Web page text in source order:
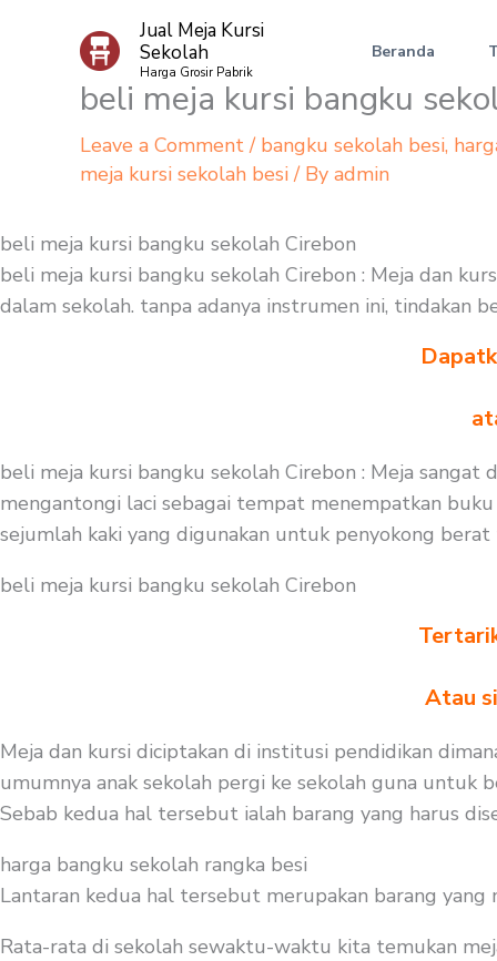
Jual Meja Kursi
Sekolah
Harga Grosir Pabrik
Beranda
beli meja kursi bangku
Leave a Comment / bangku sekolah besi,
meja kursi sekolah besi/ By admin
beli meja kursi bangku sekolah Cirebon
beli meja kursi bangku sekolah Cirebon : Meja dan
dalam sekolah. tanpa adanya instrumen ini, tindakan
beli meja kursi bangku sekolah Cirebon : Meja
mengantongi laci sebagai tempat menempatkan
sejumlah kaki yang digunakan untuk penyokong
beli meja kursi bangku sekolah Cirebon
Atau
Meja dan kursi diciptakan di institusi pendidikan
umumnya anak sekolah pergi ke sekolah guna untuk
Sebab kedua hal tersebut ialah barang yang harus
harga bangku sekolah rangka besi
Lantaran kedua hal tersebut merupakan barang
Rata-rata di sekolah sewaktu-waktu kita temukan